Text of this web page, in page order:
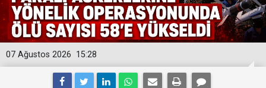
15:28
07 Ağustos 2026